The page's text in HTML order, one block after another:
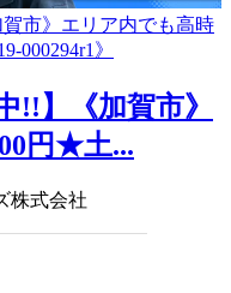
!!】《加賀市》
円★土...
株式会社